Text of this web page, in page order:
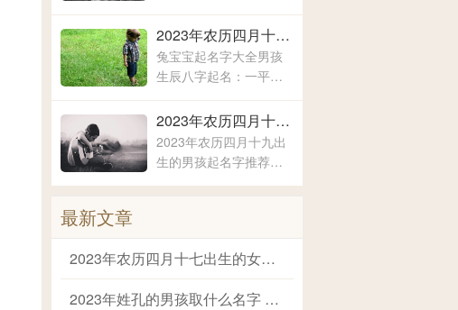
不同的，这主要要看父
母对于孩子的期待和要
求
秀、覃泽耀、覃弘扬、
覃润彤、覃小洁、覃浚
淇、覃炳坤、覃玉阳、
覃宗宝、覃兴隆、覃天
2023年农历四月十九出生男孩霸气有内涵的名字 兔宝宝起名字大全男孩生辰八字起名
兔宝宝起名字大全男孩
生辰八字起名：一平、
子峻、禹泽、云凯、露
涵、云轩、文瀚、彦
君、嘉林、霄云、子
栋、亦心、梓玉、洛
2023年农历四月十九出生的男孩起名字推荐 兔年男孩名字2023年名字大全
2023年农历四月十九出
生的男孩起名字推荐：
锡泉、茗涵、恒彬、家
洛、奕谨、君然、明
杨、冠泽、晓锋、
最新文章
2023年农历四月十七出生的女宝取名字 女宝宝名字大全2023属兔
2023年姓孔的男孩取什么名字 爸爸姓孔给宝宝取名